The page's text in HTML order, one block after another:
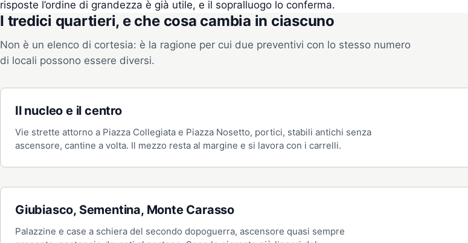
risposte l’ordine di grandezza è già utile, e il sopralluogo lo conferma.
I tredici quartieri, e che cosa cambia in ciascuno
Non è un elenco di cortesia: è la ragione per cui due preventivi con lo stesso numero
di locali possono essere diversi.
Il nucleo e il centro
Vie strette attorno a Piazza Collegiata e Piazza Nosetto, portici, stabili antichi senza
ascensore, cantine a volta. Il mezzo resta al margine e si lavora con i carrelli.
Giubiasco, Sementina, Monte Carasso
Palazzine e case a schiera del secondo dopoguerra, ascensore quasi sempre